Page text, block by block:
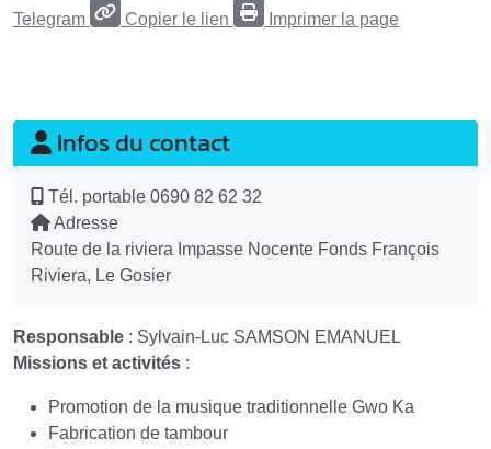
Telegram Copier le lien Imprimer la page
Infos du contact
Tél. portable 0690 82 62 32
Adresse
Route de la riviera Impasse Nocente Fonds François
Riviera, Le Gosier
Responsable : Sylvain-Luc SAMSON EMANUEL
Missions et activités :
Promotion de la musique traditionnelle Gwo Ka
Fabrication de tambour